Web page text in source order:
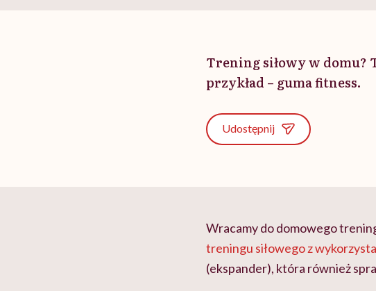
Trening siłowy w domu?
przykład – guma fitness.
Udostępnij
Wracamy do domowego
treningu siłowego z
(ekspander), która również